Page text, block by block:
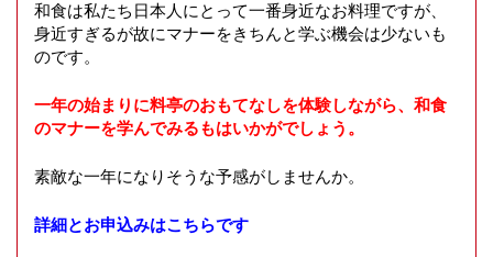
和食は私たち日本人にとって一番身近なお料理ですが、
身近すぎるが故にマナーをきちんと学ぶ機会は少ないも
のです。
一年の始まりに料亭のおもてなしを体験しながら、和食
のマナーを学んでみるもはいかがでしょう。
素敵な一年になりそうな予感がしませんか。
詳細とお申込みはこちらです